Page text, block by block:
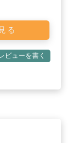
る
ビューを書く